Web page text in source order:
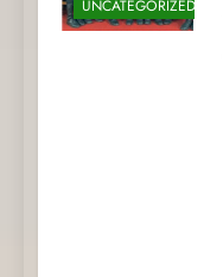
UNCATEGORIZED